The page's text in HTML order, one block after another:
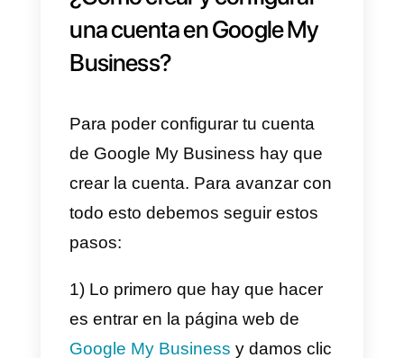
aparecer enGoogle maps
búsquedas de Google y obtener
sumamente importante. Ya que
nos permite ganar mayor
confianza y credibilidad en
internet.
Adicionalmente, Google My
Business es un canal adicional